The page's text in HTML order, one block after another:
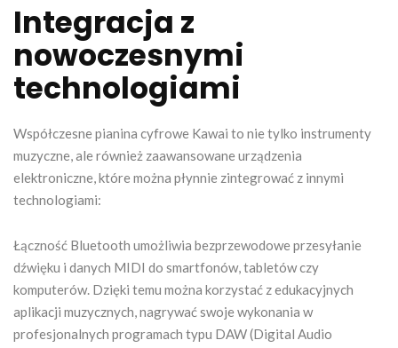
Integracja z
nowoczesnymi
technologiami
Współczesne pianina cyfrowe Kawai to nie tylko instrumenty
muzyczne, ale również zaawansowane urządzenia
elektroniczne, które można płynnie zintegrować z innymi
technologiami:
Łączność Bluetooth umożliwia bezprzewodowe przesyłanie
dźwięku i danych MIDI do smartfonów, tabletów czy
komputerów. Dzięki temu można korzystać z edukacyjnych
aplikacji muzycznych, nagrywać swoje wykonania w
profesjonalnych programach typu DAW (Digital Audio